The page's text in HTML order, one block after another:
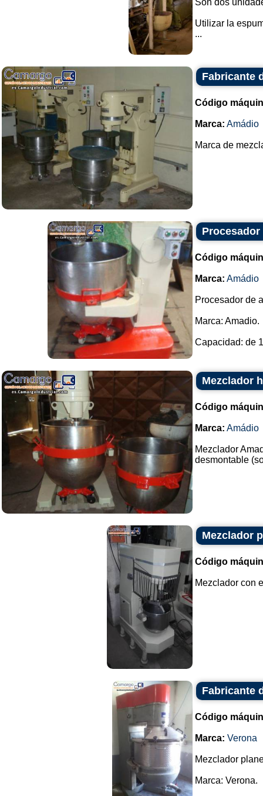
Son dos
Utilizar la
...
Fabricante
Código
Marca: Amádio
Marca de
Código
Marca: Amádio
Procesador de
Marca: Amadio.
Capacidad: de
Mezclador
Código
Marca: Amádio
Mezclador
desmontable
Mezclador
Código
Mezclador con
Fabricante
Código
Marca: Verona
Mezclador
Marca: Verona.